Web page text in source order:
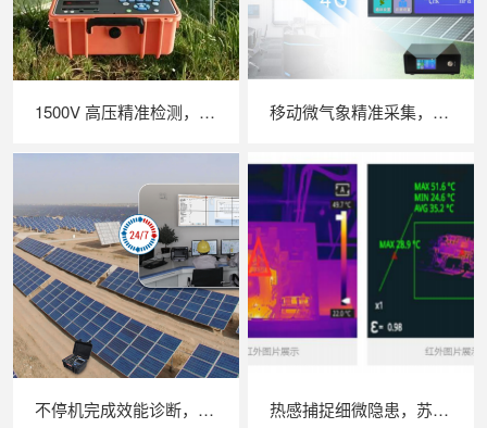
1500V 高压精准检测，苏州 LAILX LX‑PV31 便携式 IV 测试仪助力光伏运维提质增效 移动微气象精准采集，苏州 LAILX LXH506 便携式气象站补齐光伏检测环境数据短板
不停机完成效能诊断，苏州 LAILX LX‑PE93 逆变器综合测试仪筑牢光伏电站效能底座 热感捕捉细微隐患，苏州 LAILX LX‑F300 手持红外热成像仪赋能光伏安全运维